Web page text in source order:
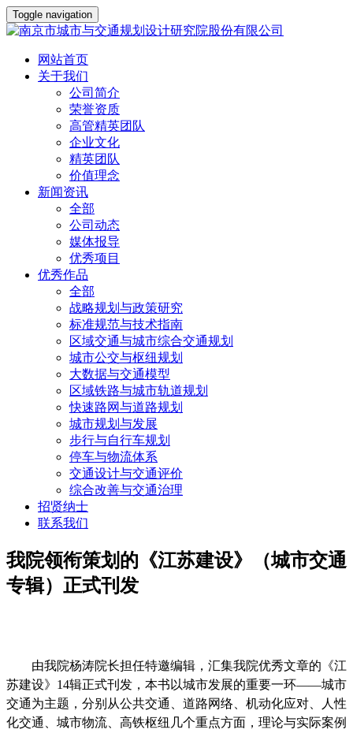
Toggle navigation
网站首页
关于我们
公司简介
荣誉资质
高管精英团队
企业文化
精英团队
价值理念
新闻资讯
全部
公司动态
媒体报导
优秀项目
优秀作品
全部
战略规划与政策研究
标准规范与技术指南
区域交通与城市综合交通规划
城市公交与枢纽规划
大数据与交通模型
区域铁路与城市轨道规划
快速路网与道路规划
城市规划与发展
步行与自行车规划
停车与物流体系
交通设计与交通评价
综合改善与交通治理
招贤纳士
联系我们
我院领衔策划的《江苏建设》（城市交通
专辑）正式刊发
由我院杨涛院长担任特邀编辑，汇集我院优秀文章的《江
苏建设》14辑正式刊发，本书以城市发展的重要一环——城市
交通为主题，分别从公共交通、道路网络、机动化应对、人性
化交通、城市物流、高铁枢纽几个重点方面，理论与实际案例